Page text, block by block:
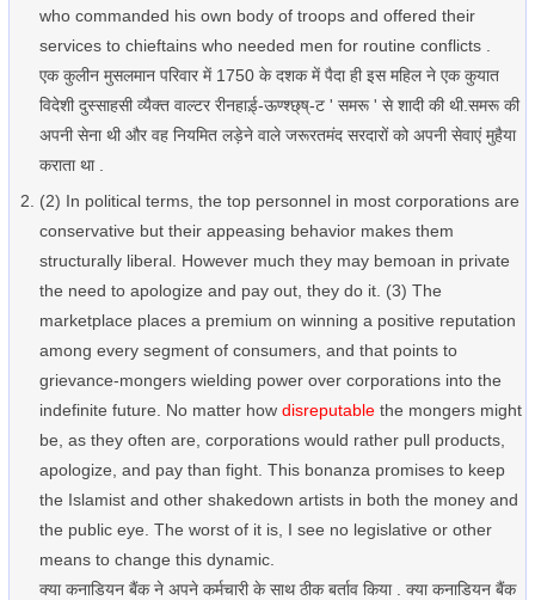
who commanded his own body of troops and offered their
services to chieftains who needed men for routine conflicts .
एक कुलीन मुसलमान परिवार में 1750 के दशक में पैदा ही इस महिल ने एक कुयात
विदेशी दुस्साहसी व्यैक्त वाल्टर रीनहार्ड़्-ऊण्श्छ्ष्-ट ' समरू ' से शादी की थी.समरू की
अपनी सेना थी और वह नियमित लड़ेने वाले जरूरतमंद सरदारों को अपनी सेवाएं मुहैया
कराता था .
(2) In political terms, the top personnel in most corporations are
conservative but their appeasing behavior makes them
structurally liberal. However much they may bemoan in private
the need to apologize and pay out, they do it. (3) The
marketplace places a premium on winning a positive reputation
among every segment of consumers, and that points to
grievance-mongers wielding power over corporations into the
indefinite future. No matter how disreputable the mongers might
be, as they often are, corporations would rather pull products,
apologize, and pay than fight. This bonanza promises to keep
the Islamist and other shakedown artists in both the money and
the public eye. The worst of it is, I see no legislative or other
means to change this dynamic.
क्या कनाडियन बैंक ने अपने कर्मचारी के साथ ठीक बर्ताव किया . क्या कनाडियन बैंक